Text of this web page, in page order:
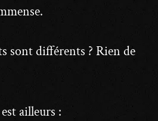
sont différents ? Rien de
ailleurs :